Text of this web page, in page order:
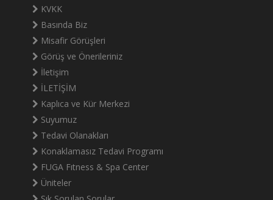
KVKK
Basında Biz
Misafir Görüşleri
Görüş ve Önerileriniz
İletişim
İLETİŞİM
Kaplıca ve Kür Merkezi
Suyumuz
Tedavi Olanakları
Konaklamasız Tedavi Programı
FUGA Fıtness & Spa Center
Üniteler